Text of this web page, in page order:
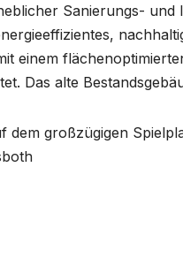
Sanierungs-
einem
Das alte
dem großzügigen